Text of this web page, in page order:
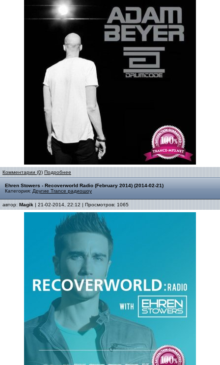
Комментарии (0) Подробнее
Ehren Stowers - Recoverworld Radio (February 2014) (2014-02-21)
Категория: Другие Trance радиошоу
автор: Magik | 21-02-2014, 22:12 | Просмотров: 1065